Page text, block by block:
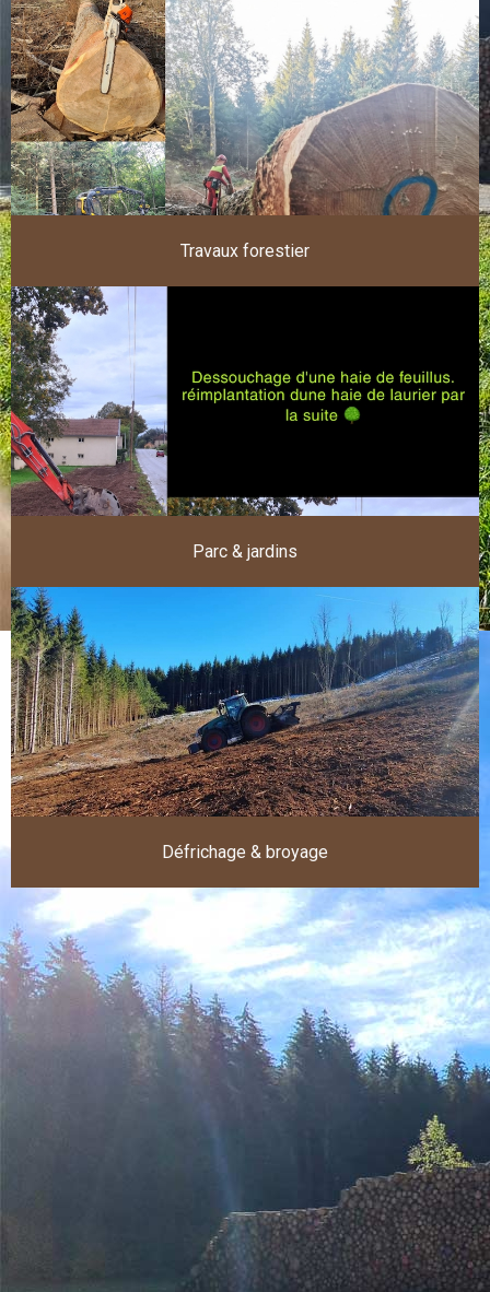
Travaux forestier
Parc & jardins
Défrichage & broyage